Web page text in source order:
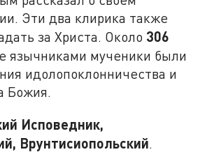
Эти два клирика также
за Христа. Около 306
язычниками мученики были
идолопоклонничества и
Божия.
Исповедник,
Врунтисиопольский.